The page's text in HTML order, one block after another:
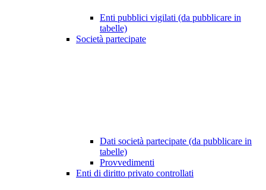
Enti pubblici vigilati (da pubblicare in
tabelle)
Società partecipate
Dati società partecipate (da pubblicare in
tabelle)
Provvedimenti
Enti di diritto privato controllati